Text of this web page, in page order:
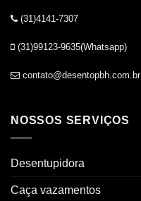
(31)4141-7307
(31)99123-9635(Whatsapp)
contato@desentopbh.com.br
NOSSOS SERVIÇOS
Desentupidora
Caça vazamentos